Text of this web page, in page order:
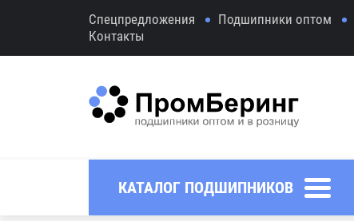
Спецпредложения Подшипники оптом
Контакты
КАТАЛОГ ПОДШИПНИКОВ